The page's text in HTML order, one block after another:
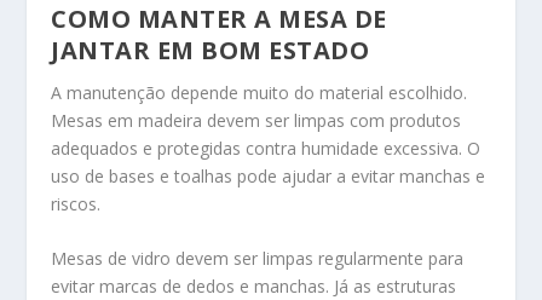
COMO MANTER A MESA DE
JANTAR EM BOM ESTADO
A manutenção depende muito do material escolhido.
Mesas em madeira devem ser limpas com produtos
adequados e protegidas contra humidade excessiva. O
uso de bases e toalhas pode ajudar a evitar manchas e
riscos.
Mesas de vidro devem ser limpas regularmente para
evitar marcas de dedos e manchas. Já as estruturas